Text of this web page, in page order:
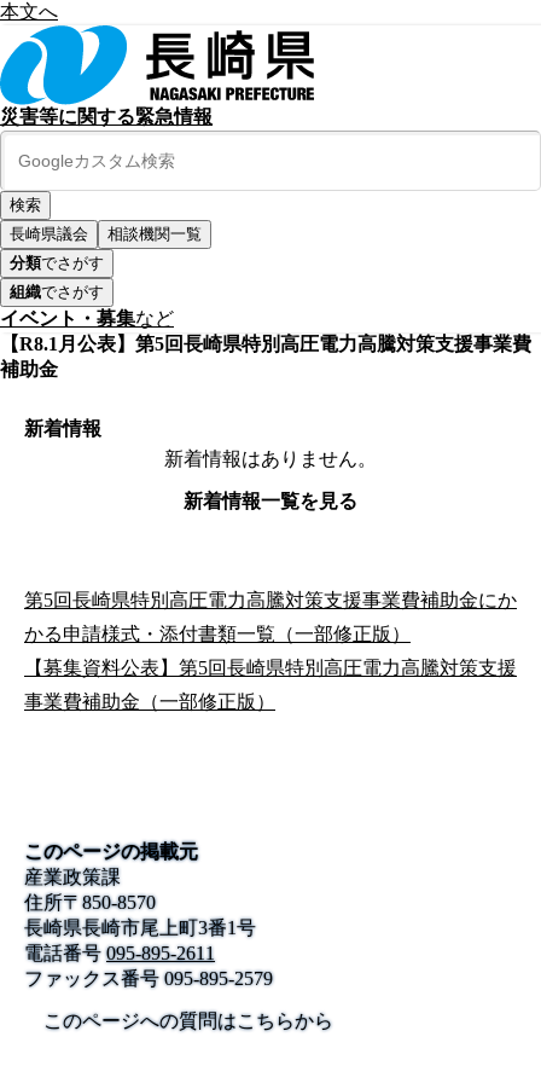
本文へ
災害等に関する緊急情報
長崎県議会
相談機関一覧
分類でさがす
組織でさがす
イベント・募集など
【R8.1月公表】第5回長崎県特別高圧電力高騰対策支援事業費
補助金
新着情報
新着情報はありません。
新着情報一覧を見る
第5回長崎県特別高圧電力高騰対策支援事業費補助金にか
かる申請様式・添付書類一覧（一部修正版）
【募集資料公表】第5回長崎県特別高圧電力高騰対策支援
事業費補助金（一部修正版）
このページの掲載元
産業政策課
住所〒850-8570
長崎県長崎市尾上町3番1号
電話番号 095-895-2611
ファックス番号095-895-2579
このページへの質問はこちらから